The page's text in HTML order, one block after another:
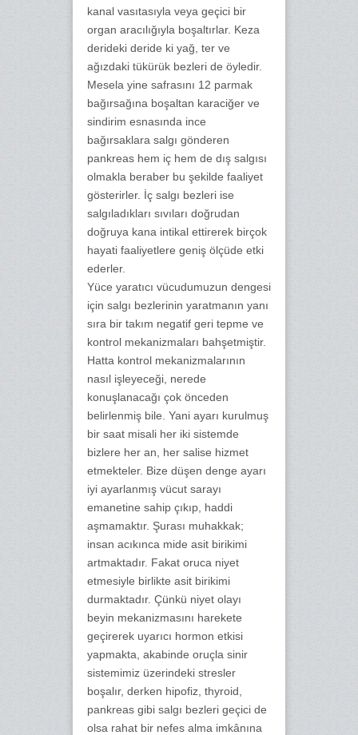
kanal vasıtasıyla veya geçici bir
organ aracılığıyla boşaltırlar. Keza
derideki deride ki yağ, ter ve
ağızdaki tükürük bezleri de öyledir.
Mesela yine safrasını 12 parmak
bağırsağına boşaltan karaciğer ve
sindirim esnasında ince
bağırsaklara salgı gönderen
pankreas hem iç hem de dış salgısı
olmakla beraber bu şekilde faaliyet
gösterirler. İç salgı bezleri ise
salgıladıkları sıvıları doğrudan
doğruya kana intikal ettirerek birçok
hayati faaliyetlere geniş ölçüde etki
ederler.
Yüce yaratıcı vücudumuzun dengesi
için salgı bezlerinin yaratmanın yanı
sıra bir takım negatif geri tepme ve
kontrol mekanizmaları bahşetmiştir.
Hatta kontrol mekanizmalarının
nasıl işleyeceği, nerede
konuşlanacağı çok önceden
belirlenmiş bile. Yani ayarı kurulmuş
bir saat misali her iki sistemde
bizlere her an, her salise hizmet
etmekteler. Bize düşen denge ayarı
iyi ayarlanmış vücut sarayı
emanetine sahip çıkıp, haddi
aşmamaktır. Şurası muhakkak;
insan acıkınca mide asit birikimi
artmaktadır. Fakat oruca niyet
etmesiyle birlikte asit birikimi
durmaktadır. Çünkü niyet olayı
beyin mekanizmasını harekete
geçirerek uyarıcı hormon etkisi
yapmakta, akabinde oruçla sinir
sistemimiz üzerindeki stresler
boşalır, derken hipofiz, thyroid,
pankreas gibi salgı bezleri geçici de
olsa rahat bir nefes alma imkânına